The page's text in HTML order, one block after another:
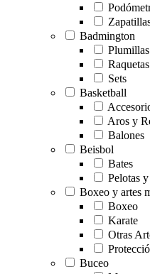
Badmington
Plumillas
Raquetas
Sets
Basketball
Aros y
Balones
Beisbol
Bates
Pelotas
Boxeo y artes
Boxeo
Karate
Otras
Buceo